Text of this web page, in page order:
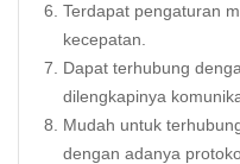
Terdapat pengaturan
kecepatan.
Dapat terhubung
dilengkapinya
Mudah untuk
dengan adanya